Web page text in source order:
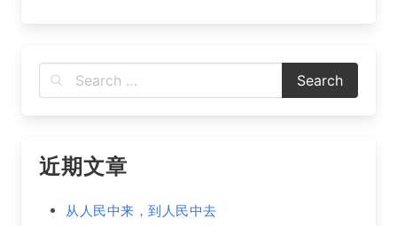
近期文章
从人民中来，到人民中去